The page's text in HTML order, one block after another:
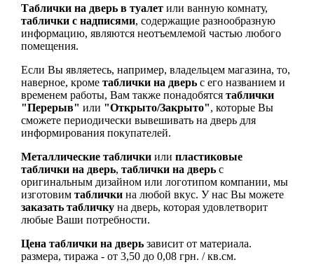
Таблички на дверь в туалетили ванную комнату,
таблички с надписями, содержащие разнообразную
информацию, являются неотъемлемой частью любого
помещения.
Если Вы являетесь, например, владельцем магазина, то,
наверное, кроме таблички на дверь с его названием и
временем работы, Вам также понадобятся таблички
"Перерыв" или "Открыто/Закрыто", которые Вы
сможете периодически вывешивать на дверь для
информирования покупателей.
Металлические табличкиили пластиковые
таблички на дверь, таблички на дверьс
оригинальным дизайном или логотипом компании, мы
изготовим табличкина любой вкус. У нас Вы можете
заказать табличкуна дверь, которая удовлетворит
любые Ваши потребности.
Цена таблички на дверь зависит от материала.
размера, тиража - от 3,50 до 0,08 грн. / кв.см.